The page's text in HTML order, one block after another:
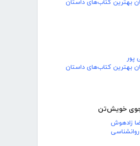
بهترین کتاب‌های داستان
پور
بهترین کتاب‌های داستان
خویش‌تن
زادهوش